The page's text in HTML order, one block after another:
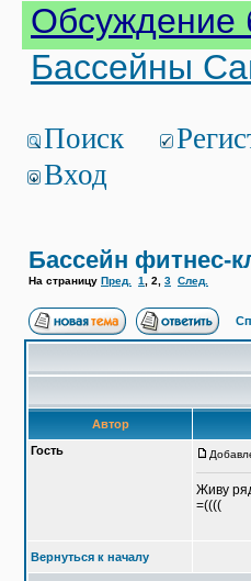
Обсуждение
Бассейны
Поиск
Вход
Бассейн фитнес-
На страницу Пред. 1 2 3 След.
Автор
Гость
Живу
=((((
Вернуться к началу